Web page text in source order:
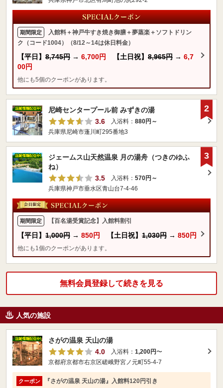
期間限定
入館料＋神戸牛すき焼き御膳＋夢蒸楽＋ソフトドリン
ク（コード1004）（8/12～14は休日料金）
【平日】 8,745円 → 6,700円 【土日祝】 8,965円 → 6,7
00円
他にも5個のクーポンがあります。
尼崎センタープール前 みずきの湯
3.6
入浴料： 880円～
兵庫県尼崎市蓬川町295番地3
2
ジェームス山天然温泉 月の湯舟（つきのゆふ
ね）
3.5
入浴料： 570円～
兵庫県神戸市垂水区青山台7-4-46
期間限定 【百名湯受賞記念】入館料割引
【平日】 1,000円 → 850円 【土日祝】 1,030円 → 850円
他にも1個のクーポンがあります。
3
無料会員登録して続きを見る
人気の施設
さがの温泉 天山の湯
4.0
入浴料： 1,200円〜
京都府京都市右京区嵯峨野宮ノ元町55-4-7
クーポン 『さがの温泉 天山の湯』入館料120円引き